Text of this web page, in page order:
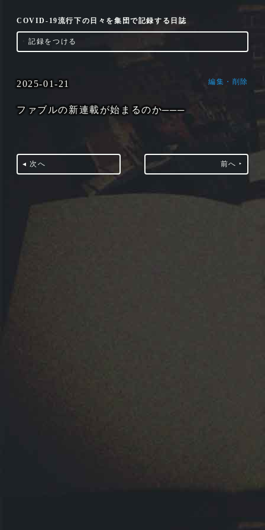
COVID-19流行下の日々を集団で記録する日誌
記録をつける
2025-01-21 編集・削除
ファブルの新連載が始まるのか───
◂ 次へ 前へ ‣